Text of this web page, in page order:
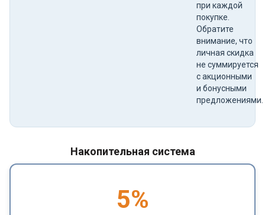
при каждой
покупке.
Обратите
внимание, что
личная скидка
не суммируется
с акционными
и бонусными
предложениями.
Накопительная система
5%